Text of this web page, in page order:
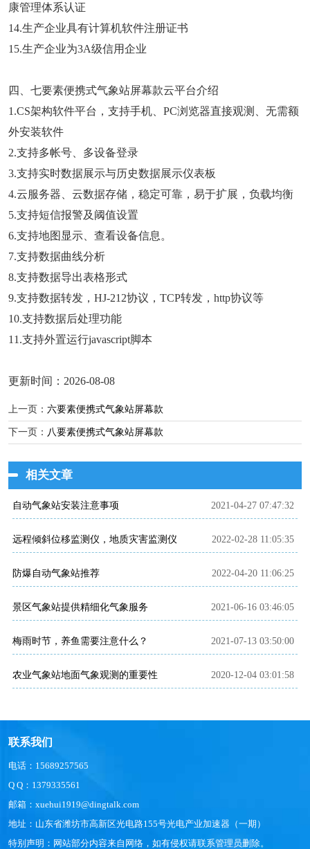
康管理体系认证
14.生产企业具有计算机软件注册证书
15.生产企业为3A级信用企业
四、七要素便携式气象站屏幕款云平台介绍
1.CS架构软件平台，支持手机、PC浏览器直接观测、无需额
外安装软件
2.支持多帐号、多设备登录
3.支持实时数据展示与历史数据展示仪表板
4.云服务器、云数据存储，稳定可靠，易于扩展，负载均衡
5.支持短信报警及阈值设置
6.支持地图显示、查看设备信息。
7.支持数据曲线分析
8.支持数据导出表格形式
9.支持数据转发，HJ-212协议，TCP转发，http协议等
10.支持数据后处理功能
11.支持外置运行javascript脚本
更新时间：2026-08-08
上一页： 六要素便携式气象站屏幕款
下一页： 八要素便携式气象站屏幕款
相关文章
自动气象站安装注意事项 2021-04-27 07:47:32
远程倾斜位移监测仪，地质灾害监测仪 2022-02-28 11:05:35
​防爆自动气象站推荐 2022-04-20 11:06:25
景区气象站提供精细化气象服务 2021-06-16 03:46:05
梅雨时节，养鱼需要注意什么？ 2021-07-13 03:50:00
农业气象站地面气象观测的重要性 2020-12-04 03:01:58
联系我们
电话：15689257565
Q Q：1379335561
邮箱：xuehui1919@dingtalk.com
地址：山东省潍坊市高新区光电路155号光电产业加速器（一期）
特别声明：网站部分内容来自网络，如有侵权请联系管理员删除。